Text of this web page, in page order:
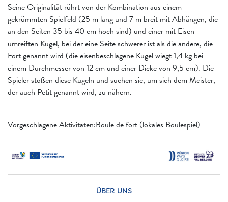
Seine Originalität rührt von der Kombination aus einem
gekrümmten Spielfeld (25 m lang und 7 m breit mit Abhängen, die
an den Seiten 35 bis 40 cm hoch sind) und einer mit Eisen
umreiften Kugel, bei der eine Seite schwerer ist als die andere, die
Fort genannt wird (die eisenbeschlagene Kugel wiegt 1,4 kg bei
einem Durchmesser von 12 cm und einer Dicke von 9,5 cm). Die
Spieler stoßen diese Kugeln und suchen sie, um sich dem Meister,
der auch Petit genannt wird, zu nähern.
Vorgeschlagene Aktivitäten:Boule de fort (lokales Boulespiel)
ÜBER UNS